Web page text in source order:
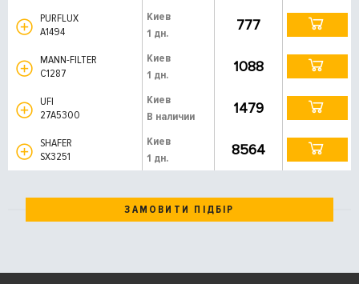
PURFLUX
A1494
Киев
1 дн.
777
MANN-FILTER
C1287
Киев
1 дн.
1088
UFI
27A5300
Киев
В наличии
1479
SHAFER
SX3251
Киев
1 дн.
8564
ЗАМОВИТИ ПІДБІР